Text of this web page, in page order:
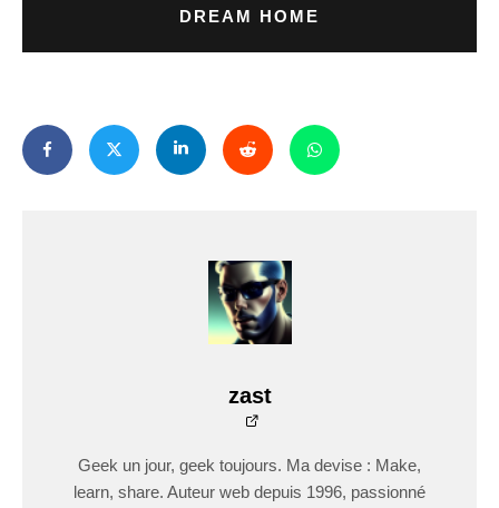
DREAM HOME
zast
Geek un jour, geek toujours. Ma devise : Make,
learn, share. Auteur web depuis 1996, passionné